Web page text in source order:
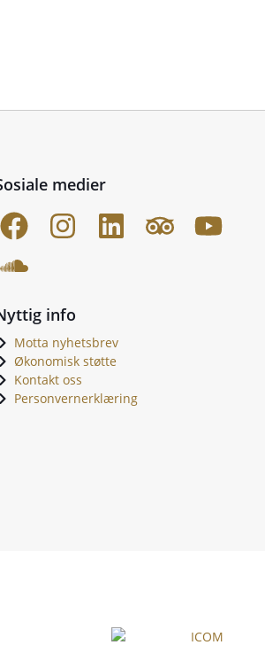
medier
info
Motta nyhetsbrev
Økonomisk støtte
Kontakt oss
Personvernerklæring